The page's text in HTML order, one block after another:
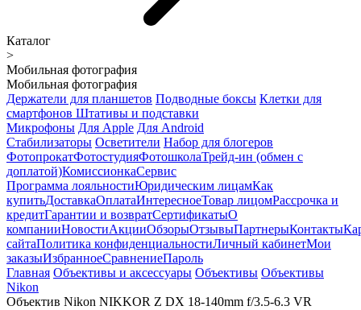
Каталог
>
Мобильная фотография
Мобильная фотография
Держатели для планшетов Подводные боксы Клетки для
смартфонов Штативы и подставки
Микрофоны Для Apple Для Android
Стабилизаторы Осветители Набор для блогеров
ФотопрокатФотостудияФотошколаТрейд-ин (обмен с
доплатой)КомиссионкаСервис
Программа лояльностиЮридическим лицамКак
купитьДоставкаОплатаИнтересноеТовар лицомРассрочка и
кредитГарантии и возвратСертификатыО
компанииНовостиАкцииОбзорыОтзывыПартнерыКонтакты
сайтаПолитика конфиденциальностиЛичный кабинетМои
заказыИзбранноеСравнениеПароль
Главная Объективы и аксессуары Объективы Объективы
Nikon
Объектив Nikon NIKKOR Z DX 18-140mm f/3.5-6.3 VR